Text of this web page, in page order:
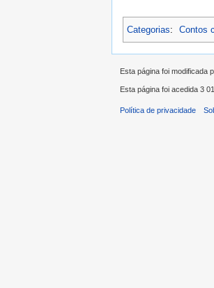
Categorias: Contos
Esta página foi modificada
Esta página foi acedida 3
Política de privacidade